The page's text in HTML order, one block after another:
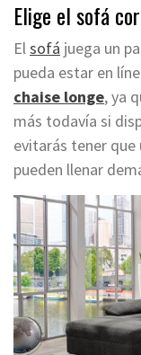
Elige el sofá
Elsofá juega un
pueda estar en
chaise longe, ya
más todavía si
evitarás tener que
pueden llenar